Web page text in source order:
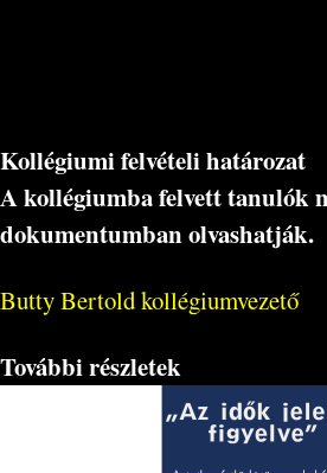
Kollégiumi felvételi határozat
A kollégiumba felvett tanulók
dokumentumban olvashatják.
Butty Bertold kollégiumvezető
További részletek